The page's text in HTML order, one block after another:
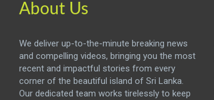
About Us
We deliver up-to-the-minute breaking news
and compelling videos, bringing you the most
recent and impactful stories from every
corner of the beautiful island of Sri Lanka.
Our dedicated team works tirelessly to keep